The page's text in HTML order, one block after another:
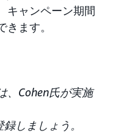
キャンペーン期間
ます。
、Cohen氏が実施
しましょう。